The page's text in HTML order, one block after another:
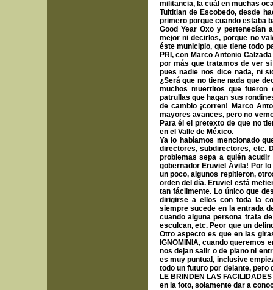
militancia, la cuál en muchas
Tultitlan de Escobedo, desde
primero porque cuando estaba
Good Year Oxo y pertenecían
mejor ni decirlos, porque no
éste municipio, que tiene todo
PRI, con Marco Antonio
por más que tratamos de ver
pues nadie nos dice nada, ni
¿Será que no tiene nada que
muchos muertitos que fueron
patrullas que hagan sus
de cambio ¡corren! Marco
mayores avances, pero no
Para él el pretexto de que no
en el Valle de México.
Ya lo habíamos mencionado
directores, subdirectores, etc.
problemas sepa a quién
gobernador Eruviel Ávila! Por
un poco, algunos repitieron,
orden del día. Eruviel está
tan fácilmente. Lo único que
dirigirse a ellos con toda la
siempre sucede en la entrada
cuando alguna persona trata
esculcan, etc. Peor que un
Otro aspecto es que en las
IGNOMINIA, cuando
nos dejan salir o de plano ni
es muy puntual, inclusive
todo un futuro por delante, pero
LE BRINDEN LAS
en la foto, solamente dar a